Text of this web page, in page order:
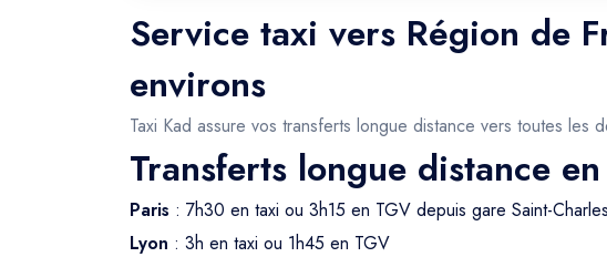
Service taxi vers Région de
environs
Taxi Kad assure vos transferts longue distance vers toutes les
Transferts longue distance
Paris : 7h30 en taxi ou 3h15 en TGV depuis gare Saint-Charles
Lyon : 3h en taxi ou 1h45 en TGV